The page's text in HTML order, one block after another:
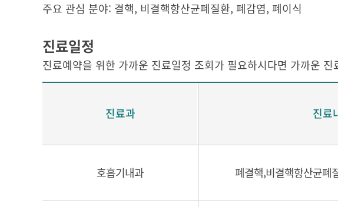
주요 관심 분야: 결핵, 비결핵항산균폐질환, 폐감염, 폐이식
진료일정
진료예약을 위한 가까운 진료일정 조회가 필요하시다면 가까운
진료과 진료
호흡기내과 폐결핵,비결핵항산균폐